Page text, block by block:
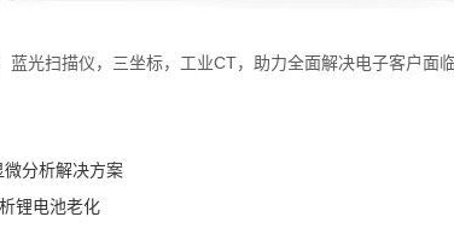
扫描仪，三坐标，工业CT，助力全面解决电子客户面临
分析解决方案
锂电池老化